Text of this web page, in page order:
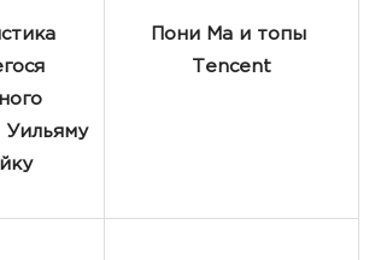
Уильяму
Пони Ма и топы
Tencent